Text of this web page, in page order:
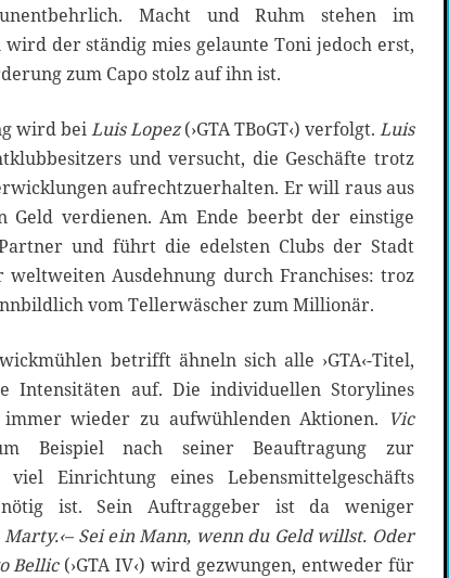
Macht und Ruhm stehen im
der ständig mies gelaunte Toni jedoch erst,
zum Capo stolz auf ihn ist.
wird beiLuisLopez(›GTA TBoGT‹) verfolgt. Luis
und versucht, die Geschäfte trotz
aufrechtzuerhalten. Er will raus aus
verdienen. Am Ende beerbt der einstige
und führt die edelsten Clubs der Stadt
Ausdehnung durch Franchises: troz
vom Tellerwäscher zum Millionär.
betrifft ähneln sich alle ›GTA‹-Titel,
Intensitäten auf. Die individuellen Storylines
wieder zu aufwühlenden Aktionen. Vic
Beispiel nach seiner Beauftragung zur
Einrichtung eines Lebensmittelgeschäfts
ist. Sein Auftraggeber ist da weniger
Marty.‹– Sei ein Mann, wenn du Geld willst. Oder
Bellic (›GTA IV‹) wird gezwungen, entweder für